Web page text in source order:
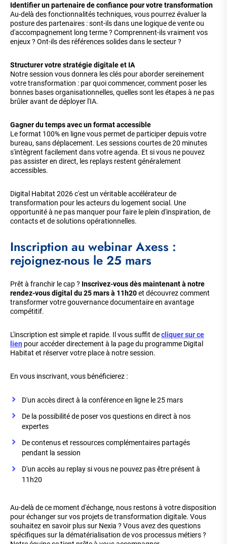
Identifier un partenaire de confiance pour votre transformation
Au-delà des fonctionnalités techniques, vous pourrez évaluer la
posture des partenaires : sont-ils dans une logique de vente ou
d'accompagnement long terme ? Comprennent-ils vraiment vos
enjeux ? Ont-ils des références solides dans le secteur ?
Structurer votre stratégie digitale et IA
Notre session vous donnera les clés pour aborder sereinement
votre transformation : par quoi commencer, comment poser les
bonnes bases organisationnelles, quelles sont les étapes à ne pas
brûler avant de déployer l'IA.
Gagner du temps avec un format accessible
Le format 100% en ligne vous permet de participer depuis votre
bureau, sans déplacement. Les sessions courtes de 20 minutes
s'intègrent facilement dans votre agenda. Et si vous ne pouvez
pas assister en direct, les replays restent généralement
accessibles.
Digital Habitat 2026 c'est un véritable accélérateur de
transformation pour les acteurs du logement social. Une
opportunité à ne pas manquer pour faire le plein d'inspiration, de
contacts et de solutions opérationnelles.
Inscription au webinar Axess :
rejoignez-nous le 25 mars
Prêt à franchir le cap ? Inscrivez-vous dès maintenant à notre
rendez-vous digital du 25 mars à 11h20et découvrez comment
transformer votre gouvernance documentaire en avantage
compétitif.
L'inscription est simple et rapide. Il vous suffit decliquer sur ce
lien pour accéder directement à la page du programme Digital
Habitat et réserver votre place à notre session.
En vous inscrivant, vous bénéficierez :
D'un accès direct à la conférence en ligne le 25 mars
De la possibilité de poser vos questions en direct à nos
expertes
De contenus et ressources complémentaires partagés
pendant la session
D'un accès au replay si vous ne pouvez pas être présent à
11h20
Au-delà de ce moment d'échange, nous restons à votre disposition
pour échanger sur vos projets de transformation digitale. Vous
souhaitez en savoir plus sur Nexia ? Vous avez des questions
spécifiques sur la dématérialisation de vos processus métiers ?